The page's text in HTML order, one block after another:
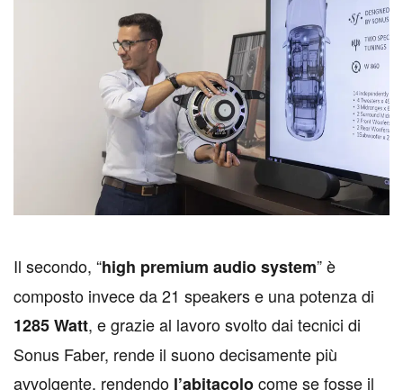
Il secondo, “high premium audio system” è
composto invece da 21 speakers e una potenza di
1285 Watt, e grazie al lavoro svolto dai tecnici di
Sonus Faber, rende il suono decisamente più
avvolgente, rendendo l’abitacolocome se fosse il